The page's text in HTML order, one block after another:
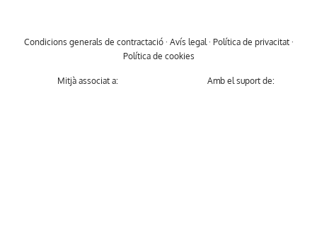
Condicions generals de contractació· Avís legal· Política de privacitat·
Política de cookies
Mitjà associat a: Amb el suport de: